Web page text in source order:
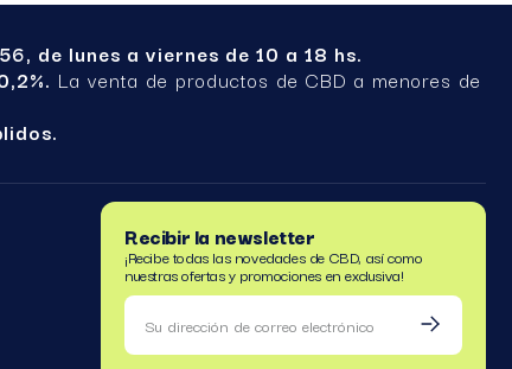
de lunes a viernes de 10 a 18 hs.
La venta de productos de CBD a menores de
Recibir la newsletter
¡Recibe todas las novedades de CBD, así como
nuestras ofertas y promociones en exclusiva!